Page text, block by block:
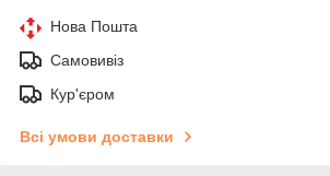
Нова Пошта
Самовивіз
Кур'єром
Всі умови доставки